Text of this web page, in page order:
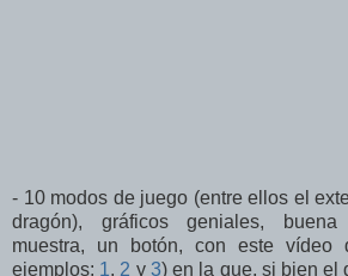
- 10 modos de juego (entre ellos el
dragón), gráficos geniales, buena
muestra, un botón, con este vídeo
ejemplos: 1, 2 y 3) en la que, si bien el